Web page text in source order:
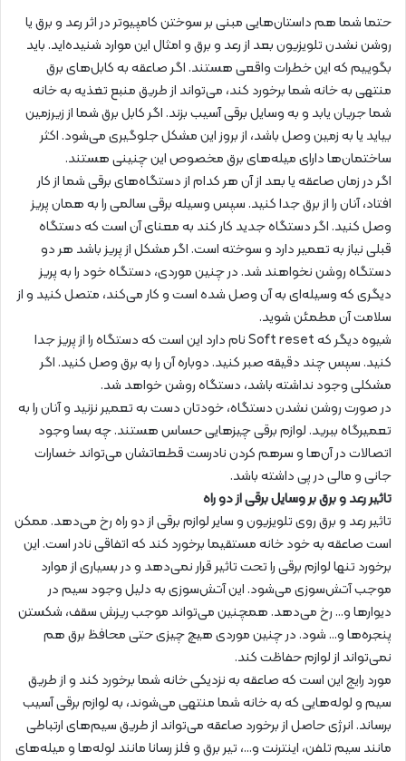
حتما شما هم داستان‌هایی مبنی بر سوختن کامپیوتر در اثر رعد و برق یا
روشن نشدن تلویزیون بعد از رعد و برق و امثال این موارد شنیده‌اید. باید
بگوییم که این خطرات واقعی هستند. اگر صاعقه به کابل‌های برق
منتهی به خانه شما برخورد کند، می‌تواند از طریق منبع تغذیه به خانه
شما جریان یابد و به وسایل برقی آسیب بزند. اگر کابل برق شما از زیرزمین
بیاید یا به زمین وصل باشد، از بروز این مشکل جلوگیری می‌شود. اکثر
ساختمان‌ها دارای میله‌های برق مخصوص این چنینی هستند.
اگر در زمان صاعقه یا بعد از آن هر کدام از دستگاه‌های برقی شما از کار
افتاد، آنان را از برق جدا کنید. سپس وسیله برقی سالمی را به همان پریز
وصل کنید. اگر دستگاه جدید کار کند به معنای آن است که دستگاه
قبلی نیاز به تعمیر دارد و سوخته است. اگر مشکل از پریز باشد هر دو
دستگاه روشن نخواهند شد. در چنین موردی، دستگاه خود را به پریز
دیگری که وسیله‌ای به آن وصل شده است و کار می‌کند، متصل کنید و از
سلامت آن مطمئن شوید.
شیوه دیگر که Soft reset نام دارد این است که دستگاه را از پریز جدا
کنید. سپس چند دقیقه صبر کنید. دوباره آن را به برق وصل کنید. اگر
مشکلی وجود نداشته باشد، دستگاه روشن خواهد شد.
در صورت روشن نشدن دستگاه، خودتان دست به تعمیر نزنید و آنان را به
تعمیرگاه ببرید. لوازم برقی چیزهایی حساس هستند. چه بسا وجود
اتصالات در آن‌ها و سرهم کردن نادرست قطعاتشان می‌تواند خسارات
جانی و مالی در پی داشته باشد.
تاثیر رعد و برق بر وسایل برقی از دو راه
تاثیر رعد و برق روی تلویزیون و سایر لوازم برقی از دو راه رخ می‌دهد. ممکن
است صاعقه به خود خانه مستقیما برخورد کند که اتفاقی نادر است. این
برخورد تنها لوازم برقی را تحت تاثیر قرار نمی‌دهد و در بسیاری از موارد
موجب آتش‌سوزی می‌شود. این آتش‌سوزی به دلیل وجود سیم در
دیوارها و… رخ می‌دهد. همچنین می‌تواند موجب ریزش سقف، شکستن
پنجره‌ها و… شود. در چنین موردی هیچ چیزی حتی محافظ برق هم
نمی‌تواند از لوازم حفاظت کند.
مورد رایج این است که صاعقه به نزدیکی خانه شما برخورد کند و از طریق
سیم و لوله‌هایی که به خانه شما منتهی می‌شوند، به لوازم برقی آسیب
برساند. انرژی حاصل از برخورد صاعقه می‌تواند از طریق سیم‌های ارتباطی
مانند سیم تلفن، اینترنت و…، تیر برق و فلز رسانا مانند لوله‌ها و میله‌های